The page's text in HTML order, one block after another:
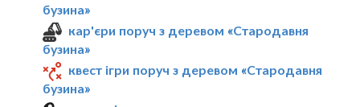
бузина»
кар'єри поруч з деревом «Стародавня
бузина»
квест ігри поруч з деревом «Стародавня
бузина»